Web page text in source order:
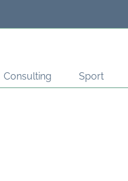
Consulting Sport